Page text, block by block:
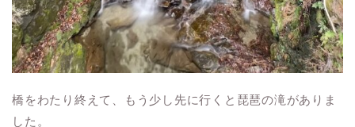
橋をわたり終えて、もう少し先に行くと琵琶の滝がありま
した。